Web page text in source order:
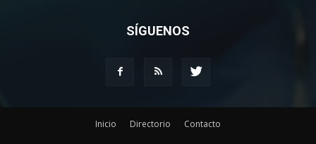
SÍGUENOS
Inicio Directorio Contacto